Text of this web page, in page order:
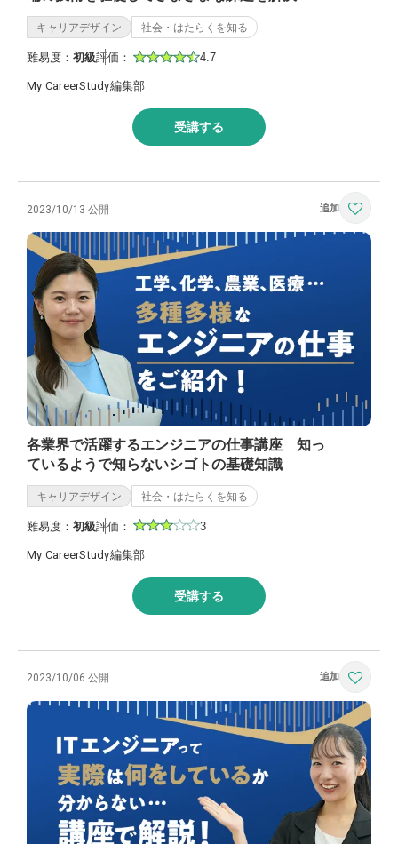
キャリアデザイン 社会・はたらくを知る
難易度： 初級評価： 4.7
My CareerStudy編集部
受講する
2023/10/13 公開
各業界で活躍するエンジニアの仕事講座 知っ
ているようで知らないシゴトの基礎知識
キャリアデザイン 社会・はたらくを知る
難易度： 初級評価： 3
My CareerStudy編集部
受講する
2023/10/06 公開